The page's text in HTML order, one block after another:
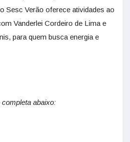
Sesc Verão oferece atividades ao
Vanderlei Cordeiro de Lima e
para quem busca energia e
abaixo: